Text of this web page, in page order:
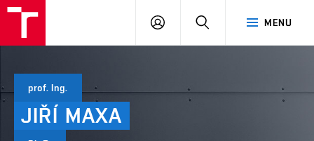
MENU
PŘIHLÁSIT
prof. Ing.
JIŘÍ MAXA